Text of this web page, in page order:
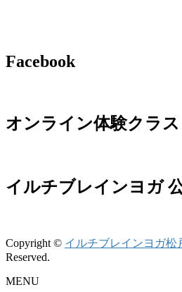
Facebook
オンライン体験クラス
イルチブレインヨガ
Copyright © イルチブレインヨガ松
Reserved.
MENU